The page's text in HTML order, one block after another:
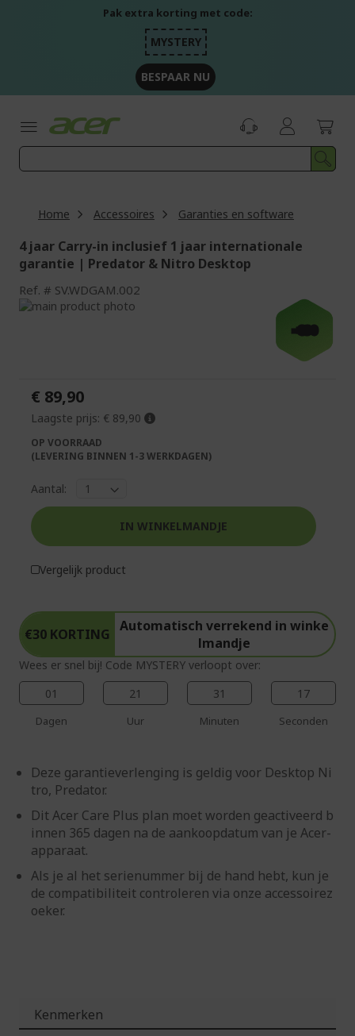
Pak extra korting met code:
MYSTERY
BESPAAR NU
Home Accessoires Garanties en software
4 jaar Carry-in inclusief 1 jaar internationale
garantie | Predator & Nitro Desktop
Ref. SV.WDGAM.002
Ga
afbeeldingen-
gallerij
-€30
afbeeldingen-
€30 KORTING
Automatisch verrekend in winke
lmandje
Wees er snel bij! Code MYSTERY verloopt over:
01
Dagen
21
Uur
31
Minuten
17
Seconden
Deze garantieverlenging is geldig voor Desktop Ni
tro, Predator.
Dit Acer Care Plus plan moet worden geactiveerd b
innen 365 dagen na de aankoopdatum van je Acer-
apparaat.
Als je al het serienummer bij de hand hebt, kun je
de compatibiliteit controleren via onze accessoirez
oeker.
€ 89,90
Laagste prijs: € 89,90
OP VOORRAAD
(LEVERING BINNEN 1-3 WERKDAGEN)
Aantal:
IN WINKELMANDJE
Vergelijk product
Kenmerken